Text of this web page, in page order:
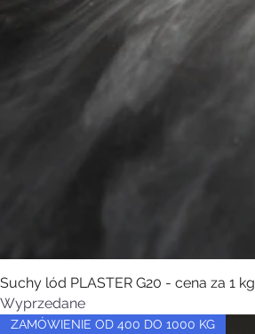
Suchy lód PLASTER G20 - cena za 1 kg
Wyprzedane
ZAMÓWIENIE OD 400 DO 1000 KG